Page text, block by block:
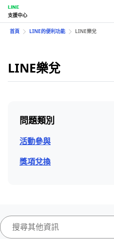
LINE
支援中心
首頁 LINE的便利功能 LINE樂兌
LINE樂兌
問題類別
活動參與
獎項兌換